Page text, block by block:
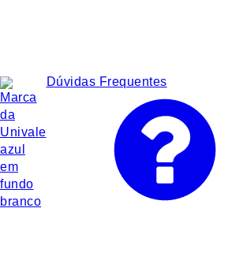
Dúvidas Frequentes